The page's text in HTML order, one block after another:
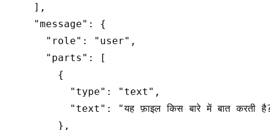
    ],
    "message": {
      "role": "user",
      "parts": [
        {
          "type": "text",
"text": "यह फ़ाइल किस बारे में बात करती
        },